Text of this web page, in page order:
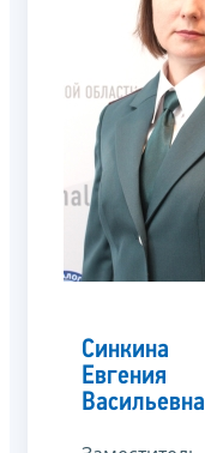
Синкина
Евгения
Васильевна